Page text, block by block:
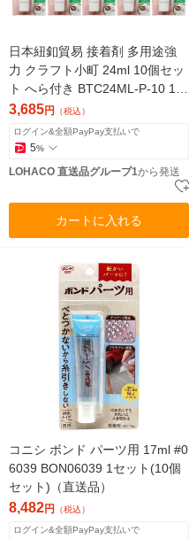
日本紐釦貿易 接着剤 多用途強
力 クラフト小町 24ml 10個セッ
ト へら付き BTC24ML-P-10 1セ
ット(10個)（直送品）
3,685円 （税込）
ログイン&全額PayPay支払いで
5%
LOHACO 直送品グループ1から発送
カートに入れる
コニシ ボンド パーツ用 17ml #0
6039 BON06039 1セット(10個
セット)（直送品）
8,482円 （税込）
ログイン&全額PayPay支払いで